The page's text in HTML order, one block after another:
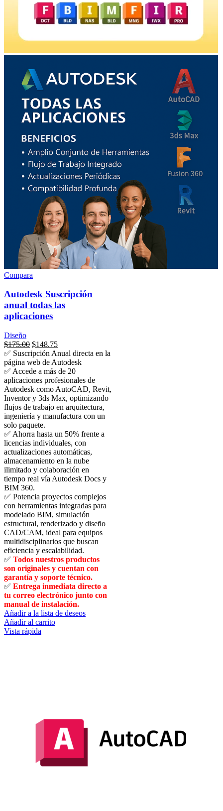
Compara
Autodesk Suscripción
anual todas las
aplicaciones
Diseño
El
precio
original
era:
$3,675.00.
$175.00El
precio
actual
es:
$175.00.
$148.75
✅ Suscripción Anual directa en la
página web de Autodesk
✅ Accede a más de 20
aplicaciones profesionales de
Autodesk como AutoCAD, Revit,
Inventor y 3ds Max, optimizando
flujos de trabajo en arquitectura,
ingeniería y manufactura con un
solo paquete.
✅ Ahorra hasta un 50% frente a
licencias individuales, con
actualizaciones automáticas,
almacenamiento en la nube
ilimitado y colaboración en
tiempo real vía Autodesk Docs y
BIM 360.
✅ Potencia proyectos complejos
con herramientas integradas para
modelado BIM, simulación
estructural, renderizado y diseño
CAD/CAM, ideal para equipos
multidisciplinarios que buscan
eficiencia y escalabilidad.
✅ Todos nuestros productos
son originales y cuentan con
garantía y soporte técnico.
✅ Entrega inmediata directo a
tu correo electrónico junto con
manual de instalación.
Añadir a la lista de deseos
Añadir al carrito
Vista rápida